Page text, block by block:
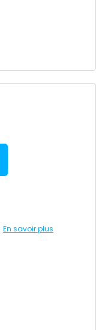
En savoir plus